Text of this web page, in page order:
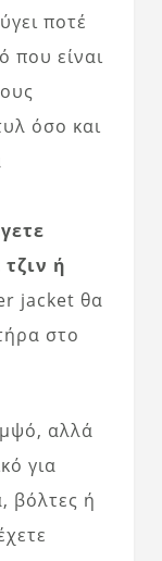
ποτέ
που είναι
όσο και
ή
jacket θα
στο
αλλά
για
βόλτες ή